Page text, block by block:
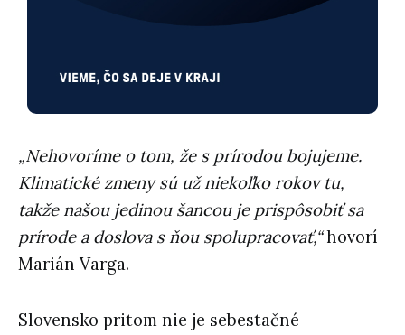
„Nehovoríme o tom, že s prírodou bojujeme.
Klimatické zmeny sú už niekoľko rokov tu,
takže našou jedinou šancou je prispôsobiť sa
prírode a doslova s ňou spolupracovať,“hovorí
Marián Varga.
Slovensko pritom nie je sebestačné